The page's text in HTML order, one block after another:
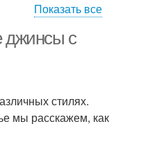
Показать все
джинсы с
стилях.
мы расскажем, как